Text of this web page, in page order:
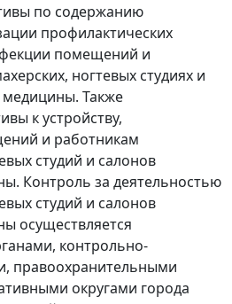
по содержанию
профилактических
помещений и
ногтевых студиях и
медицины. Также
к устройству,
и работникам
студий и салонов
Контроль за деятельностью
студий и салонов
осуществляется
контрольно-
правоохранительными
округами города